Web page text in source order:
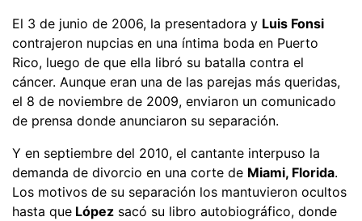
El 3 de junio de 2006, la presentadora y Luis Fonsi
contrajeron nupcias en una íntima boda en Puerto
Rico, luego de que ella libró su batalla contra el
cáncer. Aunque eran una de las parejas más queridas,
el 8 de noviembre de 2009, enviaron un comunicado
de prensa donde anunciaron su separación.
Y en septiembre del 2010, el cantante interpuso la
demanda de divorcio en una corte de Miami, Florida.
Los motivos de su separación los mantuvieron ocultos
hasta que López sacó su libro autobiográfico, donde